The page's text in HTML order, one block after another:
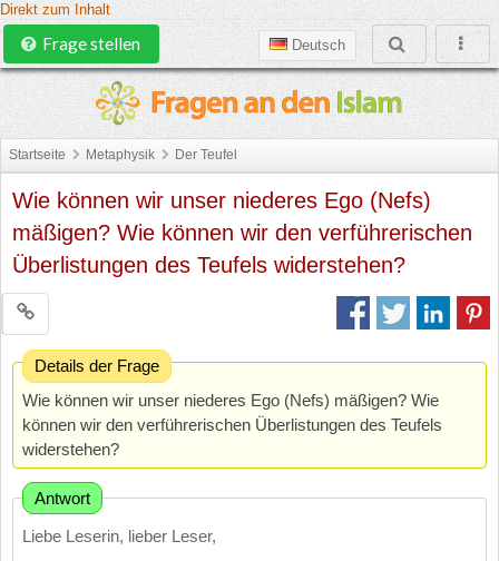
Direkt zum Inhalt
Deutsch
Frage stellen
Startseite Metaphysik Der Teufel
Wie können wir unser niederes Ego (Nefs)
mäßigen? Wie können wir den verführerischen
Überlistungen des Teufels widerstehen?
Details der Frage
Wie können wir unser niederes Ego (Nefs) mäßigen? Wie
können wir den verführerischen Überlistungen des Teufels
widerstehen?
Antwort
Liebe Leserin, lieber Leser,